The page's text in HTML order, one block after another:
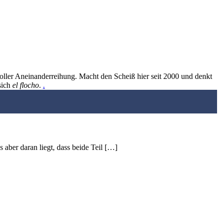
Aneinanderreihung. Macht den Scheiß hier seit 2000 und denkt
el flocho. .
aber daran liegt, dass beide Teil […]